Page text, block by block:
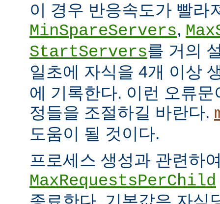
이 경우 반응속도가 빨라
MinSpareServers,
StartServers를 거의
일초에 자식을 4개 이상
에 기록한다. 이런 오류
정들을 조절하길 바란다.
도움이 될 것이다.
프로세스 생성과 관련하
MaxRequestsPerChild